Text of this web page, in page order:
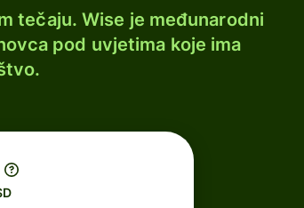
tečaju. Wise je međunarodni
pod uvjetima koje ima